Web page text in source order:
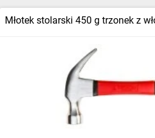
Młotek stolarski 450 g trzonek z